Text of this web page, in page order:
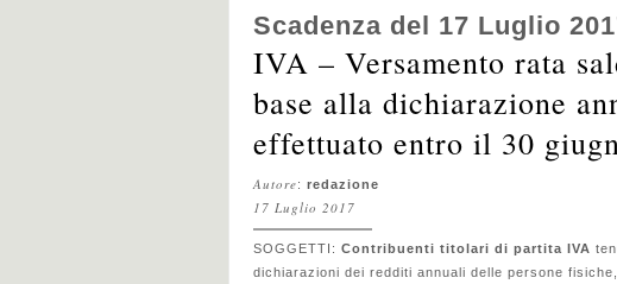
Scadenza del 17 Luglio
IVA – Versamento rata
base alla dichiarazione
effettuato entro il 30
Autore: redazione
17 Luglio 2017
SOGGETTI: Contribuenti titolari di partita IVA
dichiarazioni dei redditi annuali delle persone